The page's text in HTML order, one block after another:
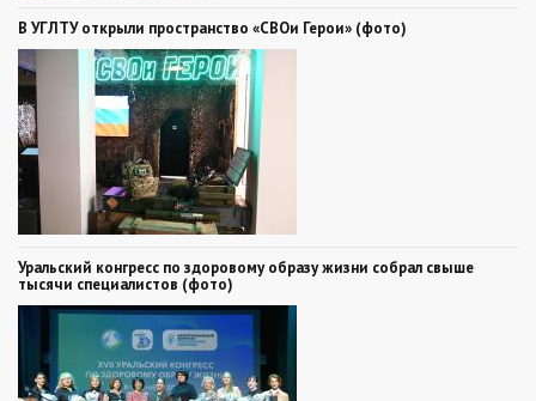
В УГЛТУ открыли пространство «СВОи Герои» (фото)
Уральский конгресс по здоровому образу жизни собрал свыше
тысячи специалистов (фото)